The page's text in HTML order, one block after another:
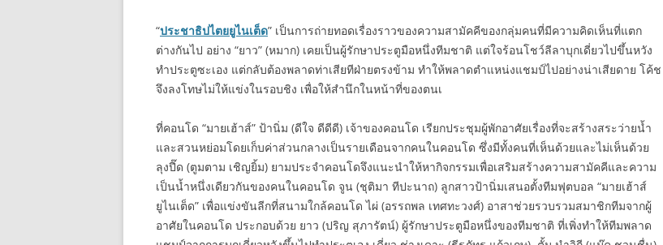
“ประชาธิปไตยยูไนเต็ด” เป็นการถ่ายทอดเรื่องราวของความสามัคคีของกลุ่มคนที่มีความคิดเห็นที่แตก
ต่างกันไป อย่าง “ยาว” (หมาก) เคยเป็นผู้รักษาประตูมือหนึ่งทีมชาติ แต่ใจร้อนโชว์ลีลาบุกเดี่ยวไปขึ้นหวัง
ทำประตูซะเอง แต่กลับต้องพลาดท่าเสียทีฝ่ายตรงข้าม ทำให้พลาดตำแหน่งแชมป์ไปอย่างน่าเสียดาย โค้ช
จึงลงโทษไม่ให้แข่งในรอบชิง เพื่อให้สำนึกในหน้าที่ของตนเ
ที่คอนโด “มายเฮ้าส์” ป้านิ่ม (ดีใจ ดีดีดี) เจ้าของคอนโด เรียกประชุมผู้พักอาศัยเรื่องที่จะสร้างสระว่ายน้ำ
และสวนหย่อมโดยเก็บค่าส่วนกลางเป็นรายเดือนจากคนในคอนโด ซึ่งมีทั้งคนที่เห็นด้วยและไม่เห็นด้วย
ลุงปี๊ด (ตูมตาม เชิญยิ้ม) ยามประจำคอนโดจึงแนะนำให้หากิจกรรมเพื่อเสริมสร้างความสามัคคีและความ
เป็นน้ำหนึ่งเดียวกันของคนในคอนโด จูน (ชุติมา ทีปะนาถ) ลูกสาวป้านิ่มเสนอตั้งทีมฟุตบอล “มายเฮ้าส์
ยูไนเต็ด” เพื่อแข่งขันลีกที่สนามใกล้คอนโด ไผ่ (อรรถพล เทศทะวงศ์) อาสาช่วยรวบรวมสมาชิกทีมจากผู้
อาศัยในคอนโด ประกอบด้วย ยาว (ปริญ สุภารัตน์) ผู้รักษาประตูมือหนึ่งของทีมชาติ ที่เพิ่งทำให้ทีมพลาด